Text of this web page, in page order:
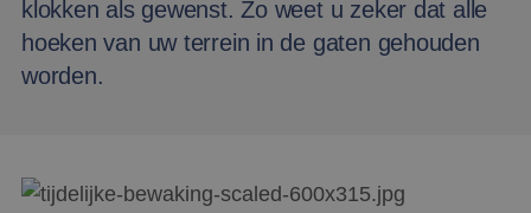
klokken als gewenst. Zo weet u zeker dat alle
hoeken van uw terrein in de gaten gehouden
worden.